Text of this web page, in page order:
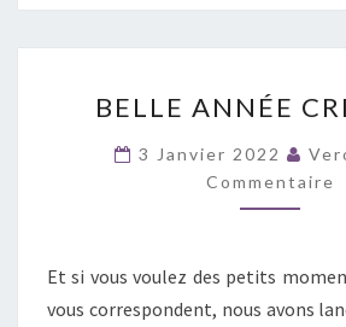
ANNÉE
BELLE ANNÉE
3 Janvier 2022
Commentaire
Et si vous voulez des petits
vous correspondent, nous avons